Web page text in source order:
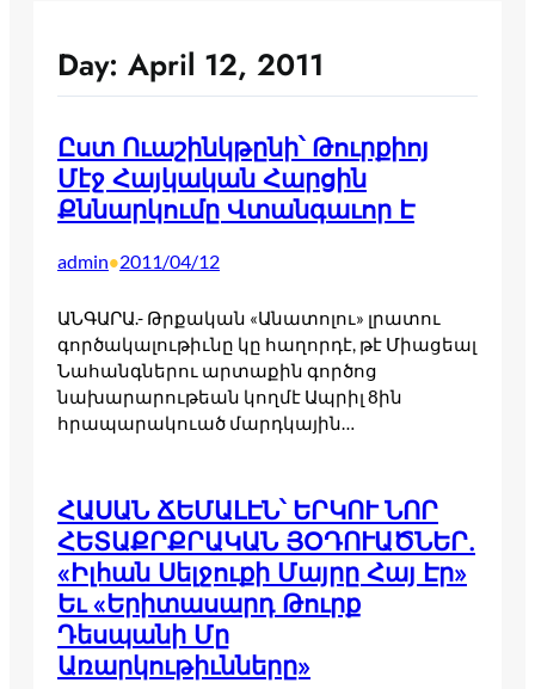
Day: April 12, 2011
Ըստ Ուաշինկթընի՝ Թուրքիոյ
Մէջ Հայկական Հարցին
Քննարկումը Վտանգաւոր Է
admin•2011/04/12
ԱՆԳԱՐԱ.- Թրքական «Անատոլու» լրատու
գործակալութիւնը կը հաղորդէ, թէ Միացեալ
Նահանգներու արտաքին գործոց
նախարարութեան կողմէ Ապրիլ 8ին
հրապարակուած մարդկային…
ՀԱՍԱՆ ՃԵՄԱԼԷՆ՝ ԵՐԿՈՒ ՆՈՐ
ՀԵՏԱՔՐՔՐԱԿԱՆ ՅՕԴՈՒԱԾՆԵՐ.
«Իլհան Սելջուքի Մայրը Հայ Էր»
Եւ «Երիտասարդ Թուրք
Դեսպանի Մը
Առարկութիւնները»